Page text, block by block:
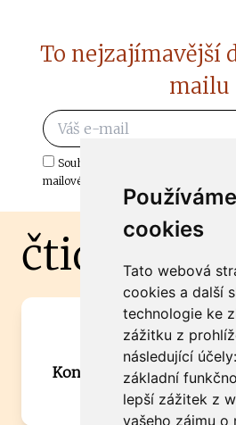
cookies
Tato webová
cookies a další
technologie ke
zážitku z
následující účely:
základní
lepší zážitek z
vašeho zájmu o
To nejzajímavější
mailu
Souhlasím s odběrem důležitých
mailové schránky.
Máte zajímavou
Kontaktujte šéfredaktora